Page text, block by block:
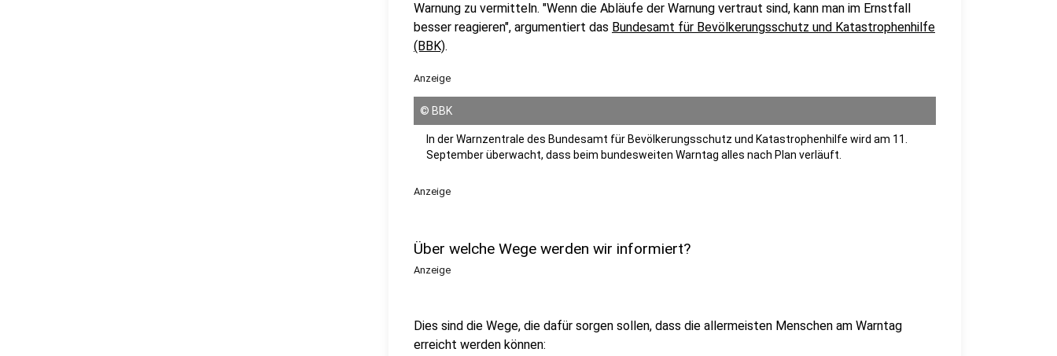
Warnung zu vermitteln. "Wenn die Abläufe der Warnung vertraut sind, kann man im Ernstfall
besser reagieren", argumentiert das Bundesamt für Bevölkerungsschutz und Katastrophenhilfe
(BBK).
Anzeige
© BBK
In der Warnzentrale des Bundesamt für Bevölkerungsschutz und Katastrophenhilfe wird am 11.
September überwacht, dass beim bundesweiten Warntag alles nach Plan verläuft.
Anzeige
Über welche Wege werden wir informiert?
Anzeige
Dies sind die Wege, die dafür sorgen sollen, dass die allermeisten Menschen am Warntag
erreicht werden können: